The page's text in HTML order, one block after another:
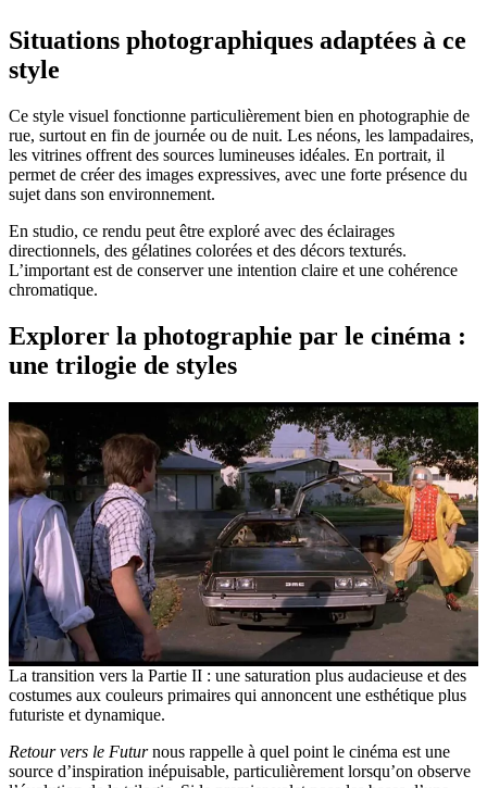
Situations photographiques adaptées à ce
style
Ce style visuel fonctionne particulièrement bien en photographie de
rue, surtout en fin de journée ou de nuit. Les néons, les lampadaires,
les vitrines offrent des sources lumineuses idéales. En portrait, il
permet de créer des images expressives, avec une forte présence du
sujet dans son environnement.
En studio, ce rendu peut être exploré avec des éclairages
directionnels, des gélatines colorées et des décors texturés.
L’important est de conserver une intention claire et une cohérence
chromatique.
Explorer la photographie par le cinéma :
une trilogie de styles
La transition vers la Partie II : une saturation plus audacieuse et des
costumes aux couleurs primaires qui annoncent une esthétique plus
futuriste et dynamique.
Retour vers le Futurnous rappelle à quel point le cinéma est une
source d’inspiration inépuisable, particulièrement lorsqu’on observe